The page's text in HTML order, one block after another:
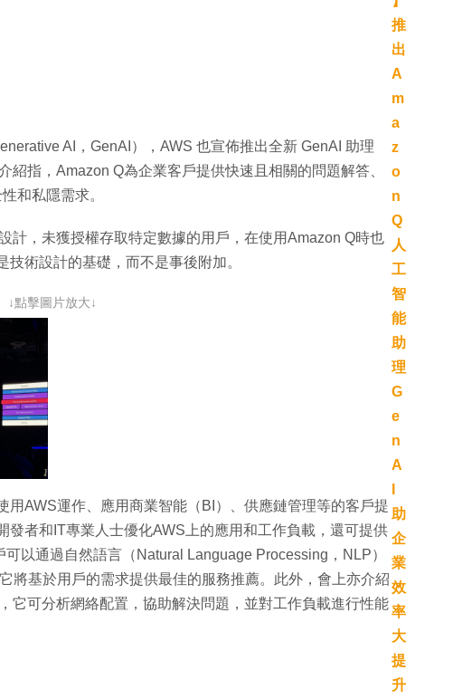
AI，GenAI），AWS 也宣佈推出全新 GenAI 助理
指，Amazon Q為企業客戶提供快速且相關的問題解答、
和私隱需求。
計，未獲授權存取特定數據的用戶，在使用Amazon Q時也
術設計的基礎，而不是事後附加。
↓點擊圖片放大↓
用AWS運作、應用商業智能（BI）、供應鏈管理等的客戶提
發者和IT專業人士優化AWS上的應用和工作負載，還可提供
以通過自然語言（Natural Language Processing，NLP）
將基於用戶的需求提供最佳的服務推薦。此外，會上亦介紹
它可分析網絡配置，協助解決問題，並對工作負載進行性能